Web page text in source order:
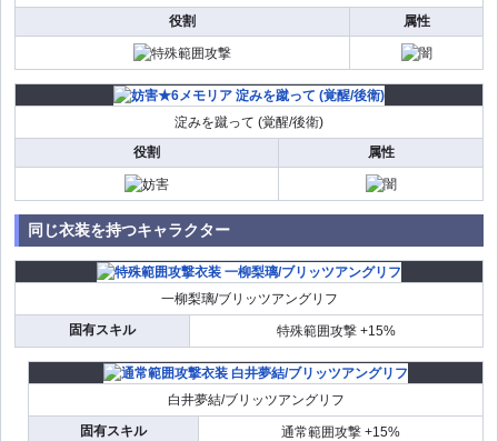
役割
属性
淀みを蹴って (覚醒/後衛)
役割
属性
同じ衣装を持つキャラクター
一柳梨璃/ブリッツアングリフ
固有スキル
特殊範囲攻撃 +15%
白井夢結/ブリッツアングリフ
固有スキル
通常範囲攻撃 +15%